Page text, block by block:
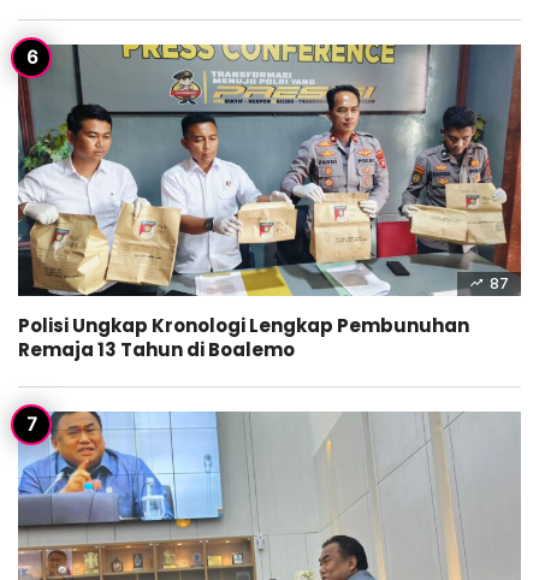
87
Polisi Ungkap Kronologi Lengkap Pembunuhan
Remaja 13 Tahun di Boalemo